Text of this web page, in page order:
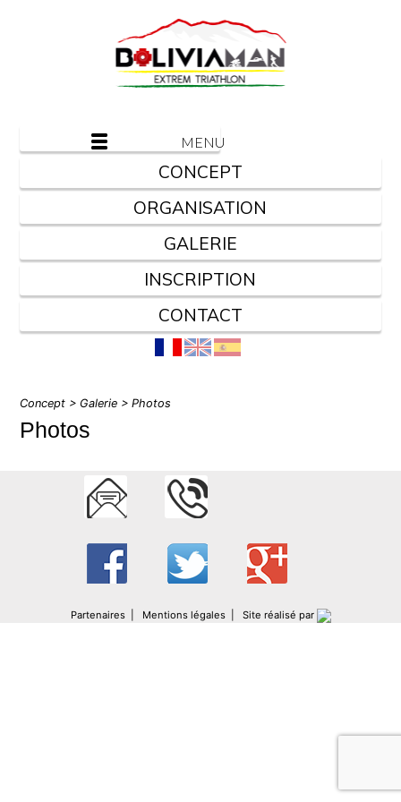
MENU
CONCEPT
ORGANISATION
GALERIE
INSCRIPTION
CONTACT
Concept > Galerie > Photos
Photos
Partenaires| Mentions légales| Site réalisé par